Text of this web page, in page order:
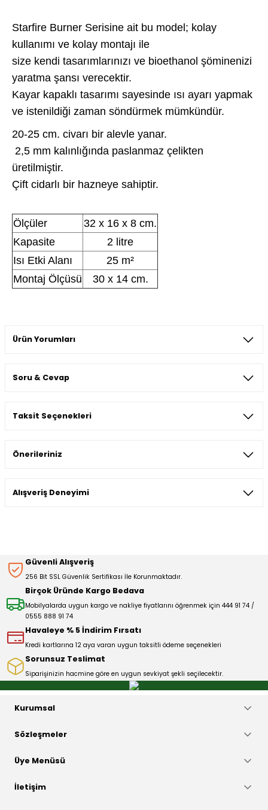
Starfire Burner Serisine ait bu model; kolay
kullanımı ve kolay montajı ile
size kendi tasarımlarınızı ve bioethanol şöminenizi
yaratma şansı verecektir.
Kayar kapaklı tasarımı sayesinde ısı ayarı yapmak
ve istenildiği zaman söndürmek mümkündür.
20-25 cm. civarı bir alevle yanar.
2,5 mm kalınlığında paslanmaz çelikten
üretilmiştir.
Çift cidarlı bir hazneye sahiptir.
Ölçüler
32 x 16 x 8 cm.
Kapasite
2 litre
Isı Etki Alanı
25 m²
Montaj Ölçüsü
30 x 14 cm.
Ürün Yorumları
Soru & Cevap
Taksit Seçenekleri
Önerileriniz
Bu ürünün fiyat bilgisi, resim, ürün açıklamalarında ve diğer
konularda yetersiz gördüğünüz noktaları öneri formunu
Ürün açıklamasında eksik bilgiler bulunuyor.
Ürün fiyatı diğer sitelerden daha pahalı.
Bu ürüne benzer farklı alternatifler olmalı.
Alışveriş Deneyimi
Deneyimini Paylaş
Güvenli Alışveriş
256 Bit SSL Güvenlik Sertifikası İle Korunmaktadır.
Birçok Üründe Kargo Bedava
Mobilyalarda uygun kargo ve nakliye fiyatlarını öğrenmek için 444 91 74 /
0555 888 91 74
Havaleye % 5 İndirim Fırsatı
Kredi kartlarına 12 aya varan uygun taksitli ödeme seçenekleri
Sorunsuz Teslimat
Siparişinizin hacmine göre en uygun sevkiyat şekli seçilecektir.
Kurumsal
Sözleşmeler
Üye Menüsü
İletişim